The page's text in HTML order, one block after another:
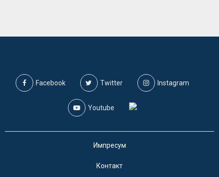
Facebook Twitter Instagram
Youtube
Импресум
Контакт